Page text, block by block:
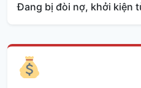
Đang bị đòi nợ, khởi kiện